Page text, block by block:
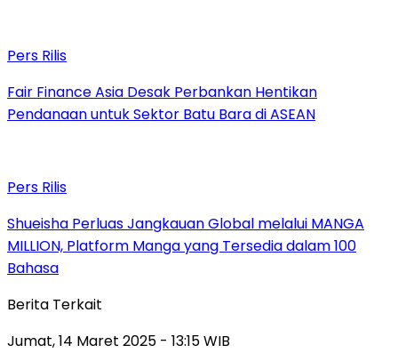
Pers Rilis
Fair Finance Asia Desak Perbankan Hentikan
Pendanaan untuk Sektor Batu Bara di ASEAN
Pers Rilis
Shueisha Perluas Jangkauan Global melalui MANGA
MILLION, Platform Manga yang Tersedia dalam 100
Bahasa
Berita Terkait
Jumat, 14 Maret 2025 - 13:15 WIB